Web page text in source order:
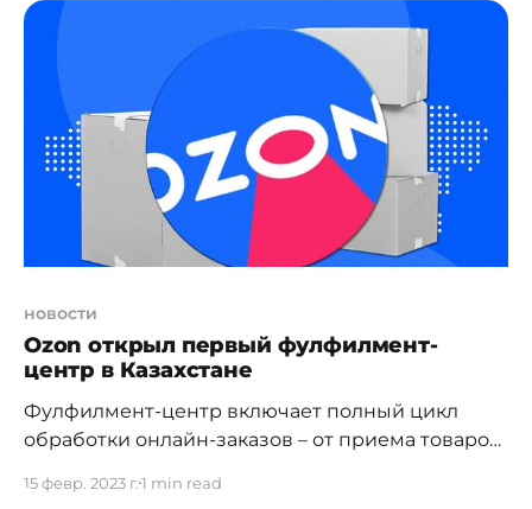
Речь идет об интегрированной
информационной системе. Сроки реализации
банкротства физических лиц не ограничены.
Для приёма заявлений онлайн произвели 40
интеграционных взаимодействий с
новости
Ozon открыл первый фулфилмент-
центр в Казахстане
Фулфилмент-центр включает полный цикл
обработки онлайн-заказов – от приема товаров
первый фулфилмент-центр в Казахстане. За
15 февр. 2023 г.1 min read